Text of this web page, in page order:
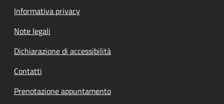
Informativa privacy
Note legali
Dichiarazione di accessibilità
Contatti
Prenotazione appuntamento